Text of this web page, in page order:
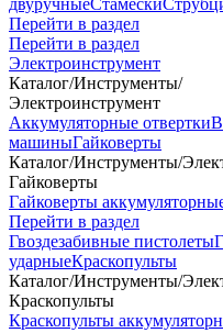
двуручныеСтамески
Перейти в раздел
Перейти в раздел
Электроинструмент
Каталог/Инструменты/
Электроинструмент
Аккумуляторные отвертки
машиныГайковерты
Каталог/Инструменты/
Гайковерты
Гайковерты
Перейти в раздел
Гвоздезабивные пистолеты
ударныеКраскопульты
Каталог/Инструменты/
Краскопульты
Краскопульты